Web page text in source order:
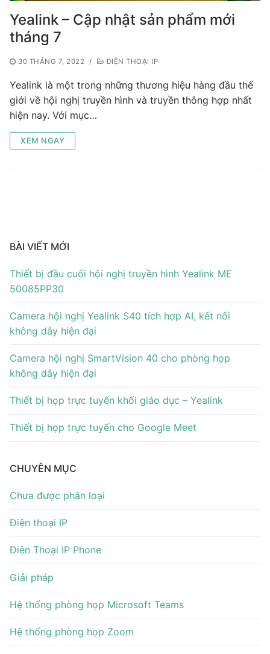
Yealink – Cập nhật sản phẩm mới
tháng 7
30 THÁNG 7, 2022 / ĐIỆN THOẠI IP
Yealink là một trong những thương hiệu hàng đầu thế
giới về hội nghị truyền hình và truyền thông hợp nhất
hiện nay. Với mục…
XEM NGAY
BÀI VIẾT MỚI
Thiết bị đầu cuối hội nghị truyền hình Yealink ME
50085PP30
Camera hội nghị Yealink S40 tích hợp AI, kết nối
không dây hiện đại
Camera hội nghị SmartVision 40 cho phòng họp
không dây hiện đại
Thiết bị họp trực tuyến khối giáo dục – Yealink
Thiết bị họp trực tuyến cho Google Meet
CHUYÊN MỤC
Chưa được phân loại
Điện thoại IP
Điện Thoại IP Phone
Giải pháp
Hệ thống phòng họp Microsoft Teams
Hệ thống phòng họp Zoom